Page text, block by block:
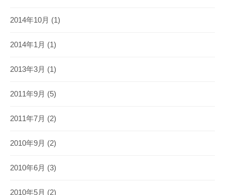
2014年10月 (1)
2014年1月 (1)
2013年3月 (1)
2011年9月 (5)
2011年7月 (2)
2010年9月 (2)
2010年6月 (3)
2010年5月 (2)